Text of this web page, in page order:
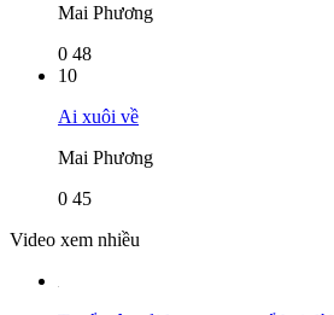
Mai Phương
0 48
10
Ai xuôi về
Mai Phương
0 45
Video xem nhiều